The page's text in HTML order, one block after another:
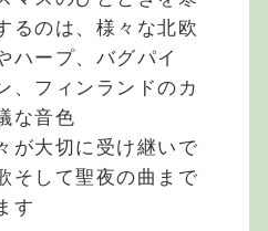
るのは、様々な北欧
ハープ、バグパイ
、フィンランドのカ
な音色
が大切に受け継いで
そして聖夜の曲まで
す